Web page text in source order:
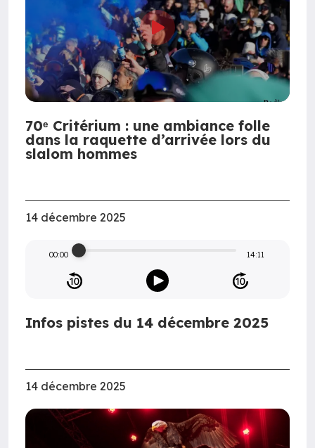
70ᵉ Critérium : une ambiance folle
dans la raquette d’arrivée lors du
slalom hommes
14 décembre 2025
00:00 14:11
Infos pistes du 14 décembre 2025
14 décembre 2025